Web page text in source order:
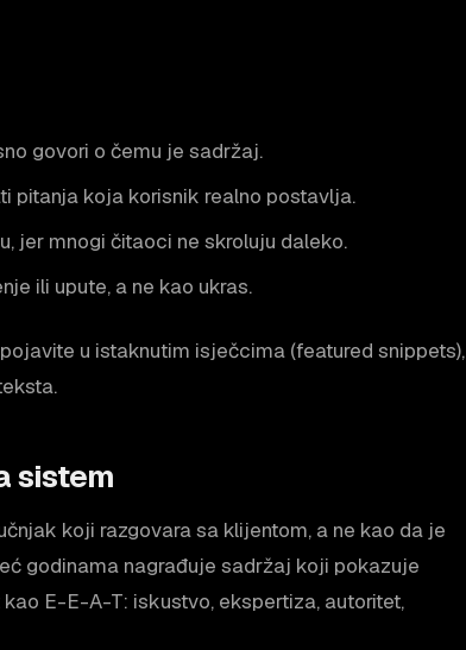
govori o čemu je sadržaj.
pitanja koja korisnik realno postavlja.
jer mnogi čitaoci ne skroluju daleko.
ili upute, a ne kao ukras.
u istaknutim isječcima (featured snippets),
sistem
koji razgovara sa klijentom, a ne kao da je
godinama nagrađuje sadržaj koji pokazuje
E-E-A-T: iskustvo, ekspertiza, autoritet,